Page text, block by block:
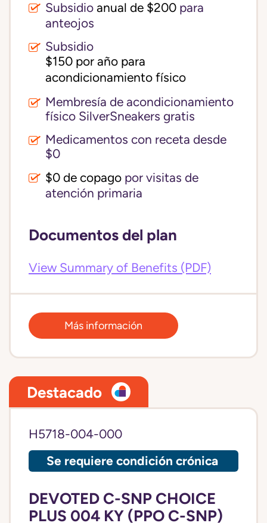
Subsidio anual de $200 para
anteojos
Subsidio
$150 por año para
acondicionamiento físico
Membresía de acondicionamiento
físico SilverSneakers gratis
Medicamentos con receta desde
$0
$0 de copago por visitas de
atención primaria
Documentos del plan
View Summary of Benefits (PDF)
Más información
Destacado
H5718-004-000
Se requiere condición crónica
DEVOTED C-SNP CHOICE
PLUS 004 KY (PPO C-SNP)